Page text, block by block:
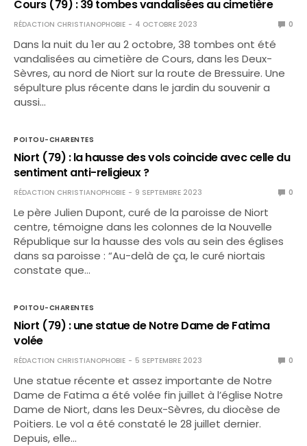
Cours (79) : 39 tombes vandalisées au cimetière
RÉDACTION CHRISTIANOPHOBIE 4 OCTOBRE 2023 0
Dans la nuit du 1er au 2 octobre, 38 tombes ont été
vandalisées au cimetière de Cours, dans les Deux-
Sèvres, au nord de Niort sur la route de Bressuire. Une
sépulture plus récente dans le jardin du souvenir a
aussi…
POITOU-CHARENTES
Niort (79) : la hausse des vols coincide avec celle du
sentiment anti-religieux ?
RÉDACTION CHRISTIANOPHOBIE 9 SEPTEMBRE 2023 0
Le père Julien Dupont, curé de la paroisse de Niort
centre, témoigne dans les colonnes de la Nouvelle
République sur la hausse des vols au sein des églises
dans sa paroisse : “Au-delà de ça, le curé niortais
constate que…
POITOU-CHARENTES
Niort (79) : une statue de Notre Dame de Fatima
volée
RÉDACTION CHRISTIANOPHOBIE 5 SEPTEMBRE 2023 0
Une statue récente et assez importante de Notre
Dame de Fatima a été volée fin juillet à l’église Notre
Dame de Niort, dans les Deux-Sèvres, du diocèse de
Poitiers. Le vol a été constaté le 28 juillet dernier.
Depuis, elle…